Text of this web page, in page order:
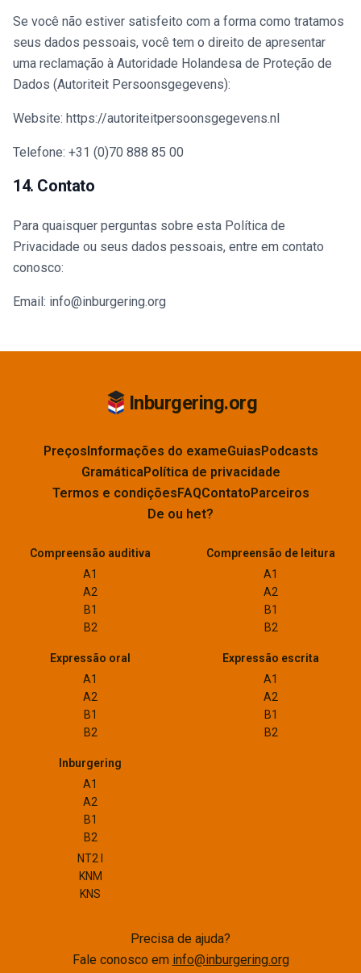
Se você não estiver satisfeito com a forma como tratamos
seus dados pessoais, você tem o direito de apresentar
uma reclamação à Autoridade Holandesa de Proteção de
Dados (Autoriteit Persoonsgegevens):
Website: https://autoriteitpersoonsgegevens.nl
Telefone: +31 (0)70 888 85 00
14. Contato
Para quaisquer perguntas sobre esta Política de
Privacidade ou seus dados pessoais, entre em contato
conosco:
Email: info@inburgering.org
Inburgering.org
PreçosInformações do exameGuiasPodcasts
GramáticaPolítica de privacidade
Termos e condiçõesFAQContatoParceiros
De ou het?
Compreensão auditiva
A1
A2
B1
B2
Compreensão de leitura
A1
A2
B1
B2
Expressão oral
A1
A2
B1
B2
Expressão escrita
A1
A2
B1
B2
Inburgering
A1
A2
B1
B2
NT2 I
KNM
KNS
Precisa de ajuda?
Fale conosco em info@inburgering.org